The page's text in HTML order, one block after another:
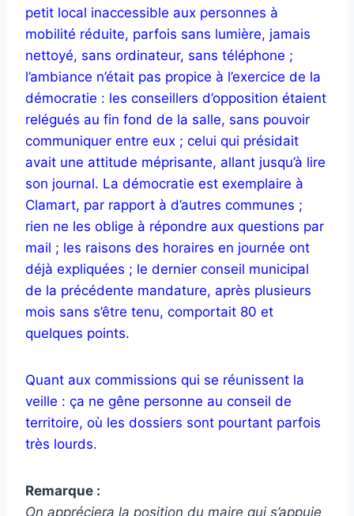
petit local inaccessible aux personnes à
mobilité réduite, parfois sans lumière, jamais
nettoyé, sans ordinateur, sans téléphone ;
l’ambiance n’était pas propice à l’exercice de la
démocratie : les conseillers d’opposition étaient
relégués au fin fond de la salle, sans pouvoir
communiquer entre eux ; celui qui présidait
avait une attitude méprisante, allant jusqu’à lire
son journal. La démocratie est exemplaire à
Clamart, par rapport à d’autres communes ;
rien ne les oblige à répondre aux questions par
mail ; les raisons des horaires en journée ont
déjà expliquées ; le dernier conseil municipal
de la précédente mandature, après plusieurs
mois sans s’être tenu, comportait 80 et
quelques points.
Quant aux commissions qui se réunissent la
veille : ça ne gêne personne au conseil de
territoire, où les dossiers sont pourtant parfois
très lourds.
Remarque :
On appréciera la position du maire qui s’appuie